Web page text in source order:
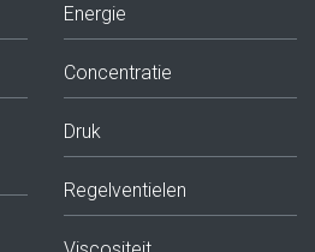
Energie
Concentratie
Druk
Regelventielen